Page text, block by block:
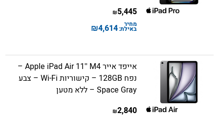
5,445
₪
מחיר
באילת:4,614
₪
אייפד אייר Apple iPad Air 11'' M4 –
נפח 128GB – קישוריות Wi-Fi – צבע
Space Gray – ללא מטען
2,840
₪